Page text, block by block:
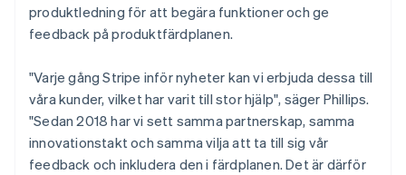
produktledning för att begära funktioner och ge
feedback på produktfärdplanen.
"Varje gång Stripe inför nyheter kan vi erbjuda dessa till
våra kunder, vilket har varit till stor hjälp", säger Phillips.
"Sedan 2018 har vi sett samma partnerskap, samma
innovationstakt och samma vilja att ta till sig vår
feedback och inkludera den i färdplanen. Det är därför